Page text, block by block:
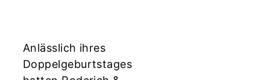
Anlässlich ihres
Doppelgeburtstages